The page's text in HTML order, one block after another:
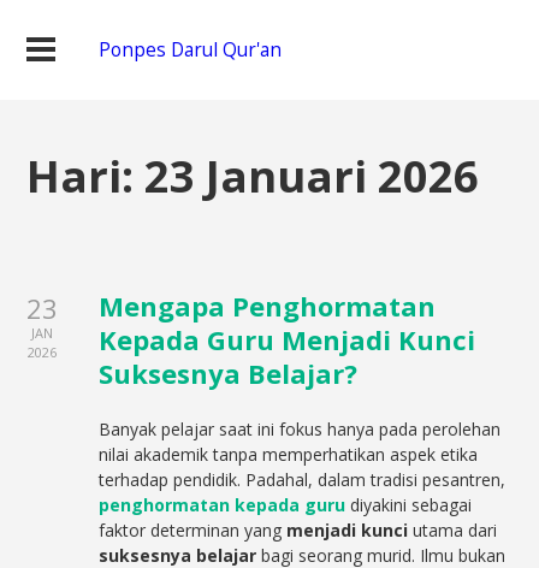
Ponpes Darul Qur'an
Hari: 23 Januari 2026
23
JAN
2026
Mengapa Penghormatan
Kepada Guru Menjadi Kunci
Suksesnya Belajar?
Banyak pelajar saat ini fokus hanya pada perolehan
nilai akademik tanpa memperhatikan aspek etika
terhadap pendidik. Padahal, dalam tradisi pesantren,
penghormatan kepada guru diyakini sebagai
faktor determinan yang menjadi kunci utama dari
suksesnya belajar bagi seorang murid. Ilmu bukan